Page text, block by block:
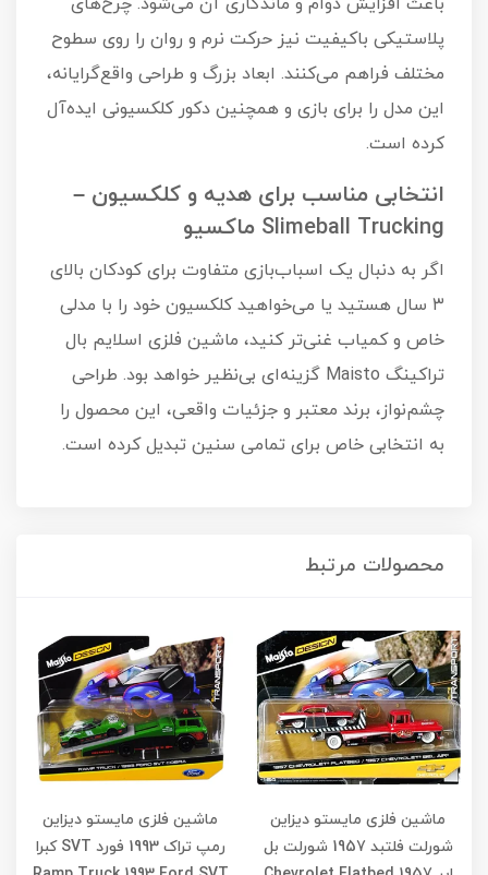
پلاستیکی باکیفیت نیز حرکت نرم و روان را روی سطوح
مختلف فراهم می‌کنند. ابعاد بزرگ و طراحی واقع‌گرایانه،
این مدل را برای بازی و همچنین دکور کلکسیونی ایده‌آل
کرده است.
انتخابی مناسب برای هدیه و کلکسیون –
Slimeball Trucking ماکسیو
اگر به دنبال یک اسباب‌بازی متفاوت برای کودکان بالای
۳ سال هستید یا می‌خواهید کلکسیون خود را با مدلی
خاص و کمیاب غنی‌تر کنید، ماشین فلزی اسلایم بال
تراکینگ Maisto گزینه‌ای بی‌نظیر خواهد بود. طراحی
چشم‌نواز، برند معتبر و جزئیات واقعی، این محصول را
به انتخابی خاص برای تمامی سنین تبدیل کرده است.
محصولات مرتبط
ماشین فلزی مایستو دیزاین
شورلت فلتبد 1957 شورلت بل
ماشین فلزی مایستو دیزاین
رمپ تراک 1993 فورد SVT کبرا